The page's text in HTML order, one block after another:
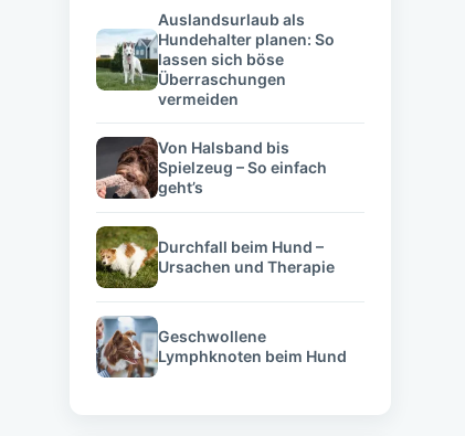
Auslandsurlaub als
Hundehalter planen: So
lassen sich böse
Überraschungen
vermeiden
Von Halsband bis
Spielzeug – So einfach
geht’s
Durchfall beim Hund –
Ursachen und Therapie
Geschwollene
Lymphknoten beim Hund